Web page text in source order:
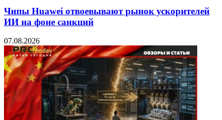
Чипы Huawei отвоевывают рынок ускорителей
ИИ на фоне санкций
07.08.2026